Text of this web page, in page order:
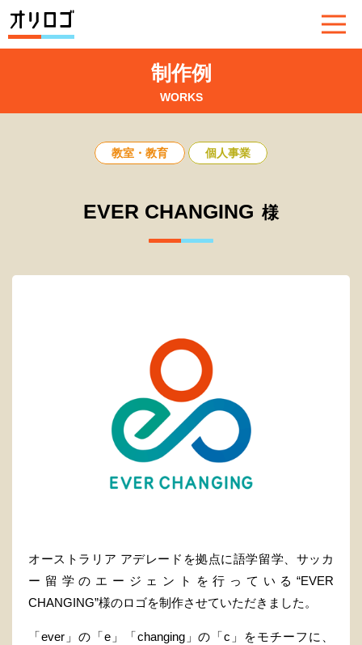
制作例
WORKS
教室・教育 個人事業
EVER CHANGING 様
オーストラリア アデレードを拠点に語学留学、サッカ
ー留学のエージェントを行っている“EVER
CHANGING”様のロゴを制作させていただきました。
「ever」の「e」「changing」の「c」をモチーフに、